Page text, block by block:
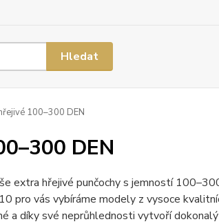
Hledat
100–300 DEN
DEN
extra hřejivé punčochy s jemností
pro vás vybíráme modely z vysoce
a díky své neprůhlednosti vytvoří